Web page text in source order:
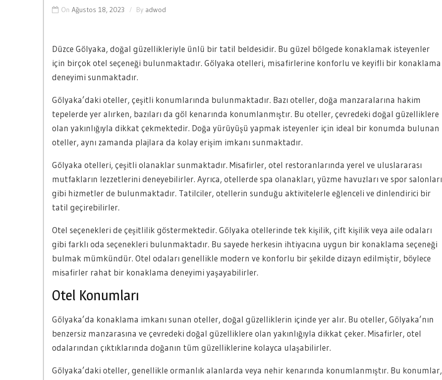
On Ağustos 18, 2023 By adwod
Düzce Gölyaka, doğal güzellikleriyle ünlü bir tatil beldesidir. Bu güzel bölgede konaklamak isteyenler
için birçok otel seçeneği bulunmaktadır. Gölyaka otelleri, misafirlerine konforlu ve keyifli bir konaklama
deneyimi sunmaktadır.
Gölyaka’daki oteller, çeşitli konumlarında bulunmaktadır. Bazı oteller, doğa manzaralarına hakim
tepelerde yer alırken, bazıları da göl kenarında konumlanmıştır. Bu oteller, çevredeki doğal güzelliklere
olan yakınlığıyla dikkat çekmektedir. Doğa yürüyüşü yapmak isteyenler için ideal bir konumda bulunan
oteller, aynı zamanda plajlara da kolay erişim imkanı sunmaktadır.
Gölyaka otelleri, çeşitli olanaklar sunmaktadır. Misafirler, otel restoranlarında yerel ve uluslararası
mutfakların lezzetlerini deneyebilirler. Ayrıca, otellerde spa olanakları, yüzme havuzları ve spor salonları
gibi hizmetler de bulunmaktadır. Tatilciler, otellerin sunduğu aktivitelerle eğlenceli ve dinlendirici bir
tatil geçirebilirler.
Otel seçenekleri de çeşitlilik göstermektedir. Gölyaka otellerinde tek kişilik, çift kişilik veya aile odaları
gibi farklı oda seçenekleri bulunmaktadır. Bu sayede herkesin ihtiyacına uygun bir konaklama seçeneği
bulmak mümkündür. Otel odaları genellikle modern ve konforlu bir şekilde dizayn edilmiştir, böylece
misafirler rahat bir konaklama deneyimi yaşayabilirler.
Otel Konumları
Gölyaka’da konaklama imkanı sunan oteller, doğal güzelliklerin içinde yer alır. Bu oteller, Gölyaka’nın
benzersiz manzarasına ve çevredeki doğal güzelliklere olan yakınlığıyla dikkat çeker. Misafirler, otel
odalarından çıktıklarında doğanın tüm güzelliklerine kolayca ulaşabilirler.
Gölyaka’daki oteller, genellikle ormanlık alanlarda veya nehir kenarında konumlanmıştır. Bu konumlar,